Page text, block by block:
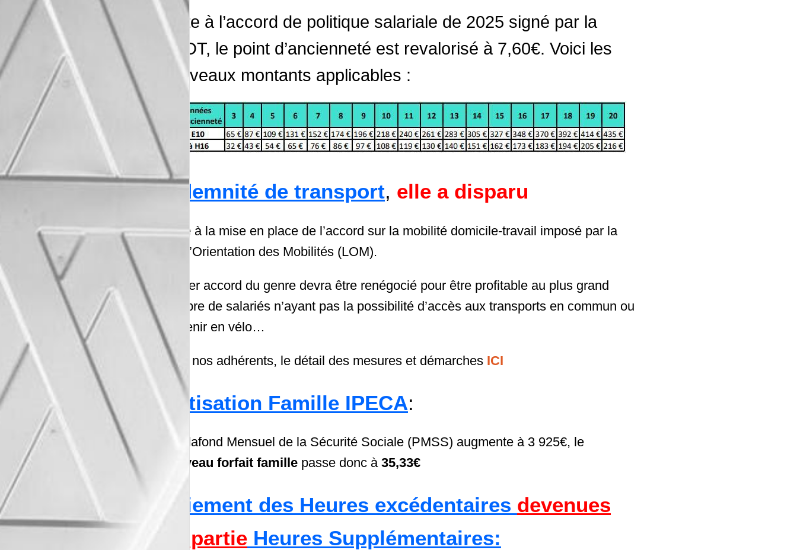
Suite à l’accord de politique salariale de 2025 signé par la
CFDT, le point d’ancienneté est revalorisé à 7,60€. Voici les
nouveaux montants applicables :
Indemnité de transport, elle a disparu
Suite à la mise en place de l’accord sur la mobilité domicile-travail imposé par la
Loi d’Orientation des Mobilités (LOM).
Ce 1er accord du genre devra être renégocié pour être profitable au plus grand
nombre de salariés n’ayant pas la possibilité d’accès aux transports en commun ou
de venir en vélo…
Pour nos adhérents, le détail des mesures et démarches ICI
Cotisation Famille IPECA:
Le Plafond Mensuel de la Sécurité Sociale (PMSS) augmente à 3 925€, le
nouveau forfait famille passe donc à 35,33€
Paiement des Heures excédentaires devenues
en partie Heures Supplémentaires: